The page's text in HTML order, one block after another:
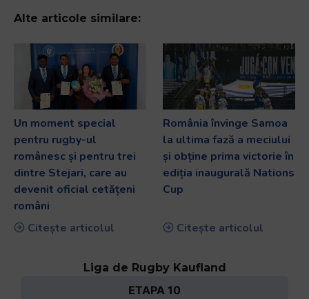
Alte articole similare:
Un moment special
pentru rugby-ul
românesc și pentru trei
dintre Stejari, care au
devenit oficial cetățeni
români
Citește articolul
România învinge Samoa
la ultima fază a meciului
și obține prima victorie în
ediția inaugurală Nations
Cup
Citește articolul
Liga de Rugby Kaufland
ETAPA 10